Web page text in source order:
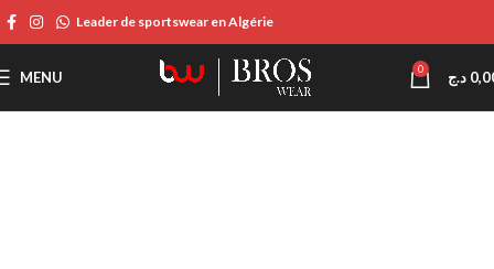
Leader de sportswear en Algérie
MENU 0 د.ج